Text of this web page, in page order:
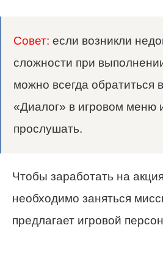
Совет: если возникли
сложности при
можно всегда обратиться
«Диалог» в игровом меню
прослушать.
Чтобы заработать на
необходимо заняться
предлагает игровой